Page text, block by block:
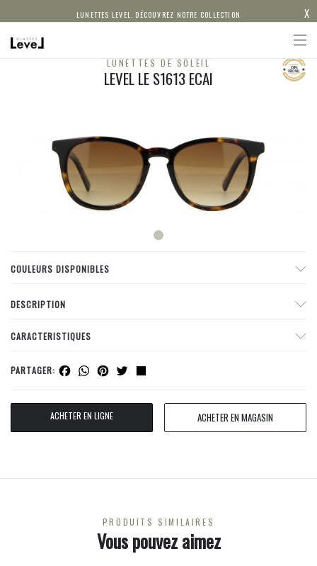
LUNETTES LEVEL, DÉCOUVREZ NOTRE COLLECTION X
LUNETTES DE SOLEIL
LEVEL LE S1613 ECAI
COULEURS DISPONIBLES
DESCRIPTION
CARACTERISTIQUES
PARTAGER: Facebook
WhatsApp
Pinterest
Twitter
ACHETER EN LIGNE ACHETER EN MAGASIN
PRODUITS SIMILAIRES
Vous pouvez aimez